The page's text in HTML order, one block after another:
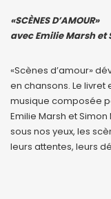
«SCÈNES D’AMOUR»
avec Emilie Marsh et
«Scènes d’amour»
en chansons. Le livret
musique composée
Emilie Marsh et
sous nos yeux, les
leurs attentes, leurs